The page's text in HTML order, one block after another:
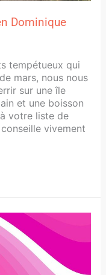
Dominique
tempétueux qui
mars, nous nous
sur une île
et une boisson
votre liste de
vivement